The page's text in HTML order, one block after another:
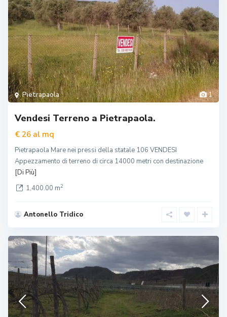
1
Pietrapaola
Vendesi Terreno a Pietrapaola.
€ 26 al mq
Pietrapaola Mare nei pressi della statale 106 VENDESI
Appezzamento di terreno di circa 14000 metri con destinazione
[Di Più]
1,400.00 m2
Antonello Tridico